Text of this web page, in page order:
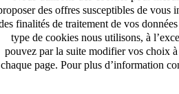
des offres susceptibles de vous
finalités de traitement de vos
type de cookies nous utilisons, à
pouvez par la suite modifier vos choix
chaque page. Pour plus d’information